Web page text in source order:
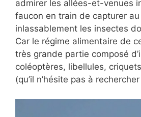
admirer les allées-et-venues
faucon en train de capturer au
inlassablement les insectes
Car le régime alimentaire de
très grande partie composé
coléoptères, libellules,
(qu’il n’hésite pas à